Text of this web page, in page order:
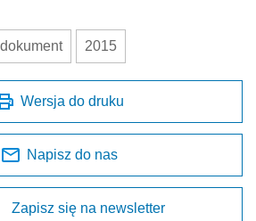
dokument 2015
Wersja do druku
Napisz do nas
Zapisz się na newsletter